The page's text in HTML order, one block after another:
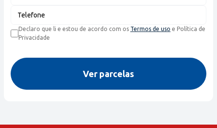
Telefone
Declaro que li e estou de acordo com os Termos de uso e Política de
Privacidade
Ver parcelas